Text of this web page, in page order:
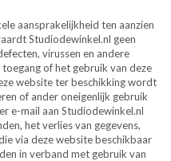
aansprakelijkheid ten aanzien
Studiodewinkel.nl geen
virussen en andere
of het gebruik van deze
website ter beschikking wordt
of ander oneigenlijk gebruik
e-mail aan Studiodewinkel.nl
het verlies van gegevens,
via deze website beschikbaar
in verband met gebruik van